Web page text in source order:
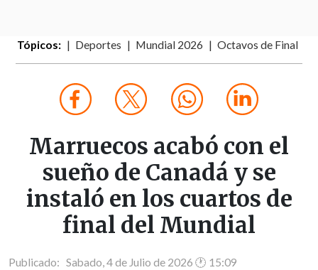
Tópicos: Deportes Mundial 2026 Octavos de Final
Marruecos acabó con el
sueño de Canadá y se
instaló en los cuartos de
final del Mundial
Publicado: Sabado, 4 de Julio de 2026 🕐 15:09